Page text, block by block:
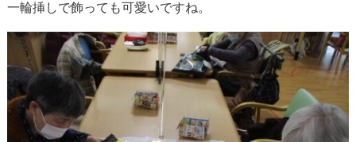
一輪挿しで飾っても可愛いですね。